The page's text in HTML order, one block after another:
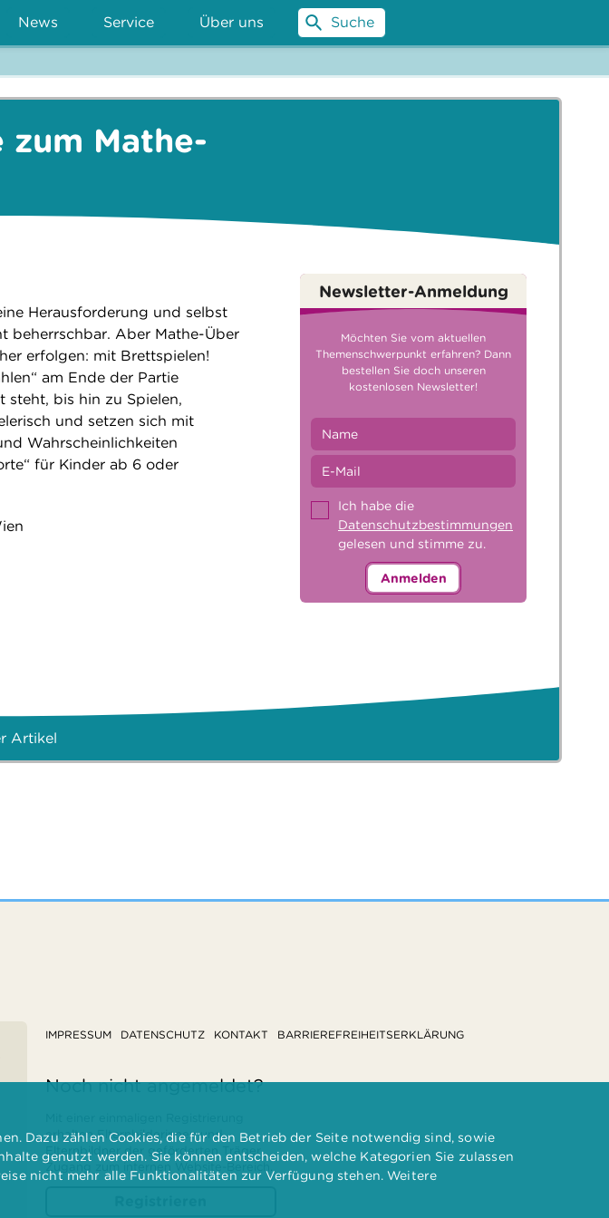
News Service Über uns Suche
zum Mathe-
Herausforderung und selbst
beherrschbar. Aber Mathe-Über
erfolgen: mit Brettspielen!
am Ende der Partie
steht, bis hin zu Spielen,
und setzen sich mit
Wahrscheinlichkeiten
für Kinder ab 6 oder
Newsletter-Anmeldung
Möchten Sie vom aktuellen
Themenschwerpunkt erfahren? Dann
bestellen Sie doch unseren
kostenlosen Newsletter!
Ich habe die
Datenschutzbestimmungen
gelesen und stimme zu.
Anmelden
Artikel
IMPRESSUM DATENSCHUTZ KONTAKT BARRIEREFREIHEITSERKLÄRUNG
Noch nicht angemeldet?
erhalten Elternbilderinnen und
Elternbildner der geförderten Träger
Zugang zum internen Website-Bereich.
Dazu zählen Cookies, die für den Betrieb der Seite notwendig sind, sowie
genutzt werden. Sie können entscheiden, welche Kategorien Sie zulassen
nicht mehr alle Funktionalitäten zur Verfügung stehen. Weitere